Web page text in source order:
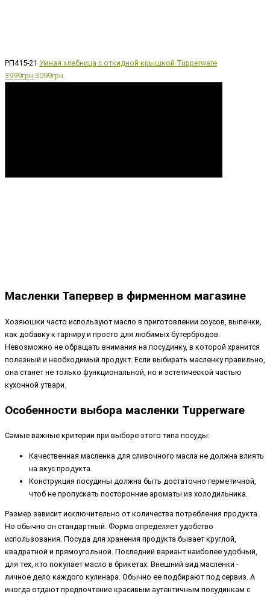
РП415-21 Умная хлебница с откидной крышкой Tupperware
3999грн.3099грн.
Масленки Тапервер в фирменном магазине
Хозяюшки часто используют масло в приготовлении соусов, выпечки,
как добавку к гарниру и просто для любимых бутербродов.
Невозможно не обращать внимания на посудинку, в которой хранится
полезный и необходимый продукт. Если выбирать масленку правильно,
она станет не только функциональной, но и эстетической частью
кухонной утвари.
Особенности выбора масленки Tupperware
Самые важные критерии при выборе этого типа посуды:
Качественная масленка для сливочного масла не должна влиять
на вкус продукта.
Конструкция посудины должна быть достаточно герметичной,
чтоб не пропускать посторонние ароматы из холодильника.
Размер зависит исключительно от количества потребления продукта.
Но обычно он стандартный. Форма определяет удобство
использования. Посуда для хранения продукта бывает круглой,
квадратной и прямоугольной. Последний вариант наиболее удобный,
для тех, кто покупает масло в брикетах. Внешний вид масленки -
личное дело каждого кулинара. Обычно ее подбирают под сервиз. А
иногда отдают предпочтение красивым аутентичным посудинкам с